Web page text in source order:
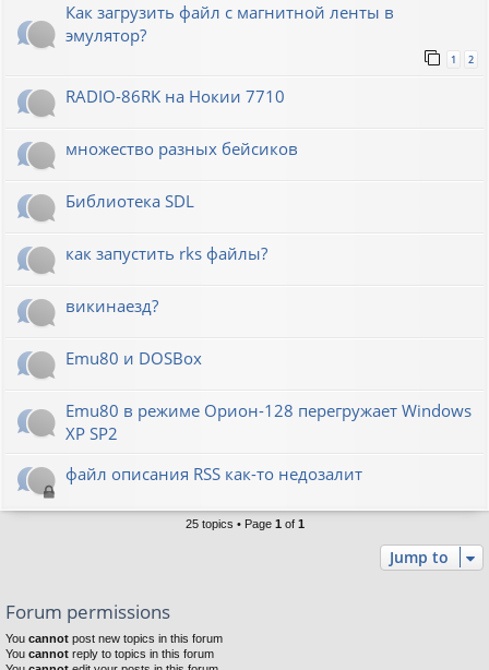
Как загрузить файл с магнитной ленты в
эмулятор?
1 2
RADIO-86RK на Нокии 7710
множество разных бейсиков
Библиотека SDL
как запустить rks файлы?
викинаезд?
Emu80 и DOSBox
Emu80 в режиме Орион-128 перегружает Windows
XP SP2
файл описания RSS как-то недозалит
25 topics • Page 1 of 1
Jump to
Forum permissions
You cannot post new topics in this forum
You cannot reply to topics in this forum